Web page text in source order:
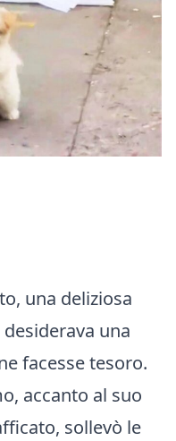
una deliziosa
una
facesse tesoro.
accanto al suo
sollevò le